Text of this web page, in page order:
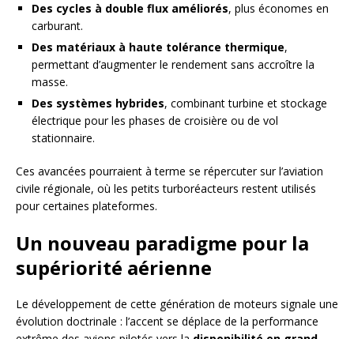
Des cycles à double flux améliorés, plus économes en
carburant.
Des matériaux à haute tolérance thermique,
permettant d’augmenter le rendement sans accroître la
masse.
Des systèmes hybrides, combinant turbine et stockage
électrique pour les phases de croisière ou de vol
stationnaire.
Ces avancées pourraient à terme se répercuter sur l’aviation
civile régionale, où les petits turboréacteurs restent utilisés
pour certaines plateformes.
Un nouveau paradigme pour la
supériorité aérienne
Le développement de cette génération de moteurs signale une
évolution doctrinale : l’accent se déplace de la performance